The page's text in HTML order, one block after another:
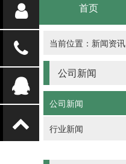
首页
当前位置： 新闻资讯
公司新闻
公司新闻
行业新闻